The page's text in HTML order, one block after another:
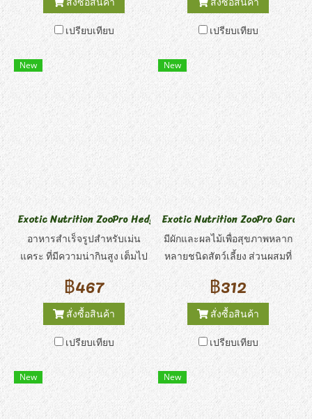
เม็ดเหล่านี้จะกลายเป็นของ
โปรดสำหรับสัตว์ตัวน้อยของ
เปรียบเทียบ
เนื้อสัมผัสที่กรุบกรอบช่วยให้ฟัน
สะอาด สุขภาพดี ซึ่งเป็นสิ่งที่
ต้องมีสำหรับชูการ์ไกลเดอร์ที่
พวกเราเลี้ยงทุกตัว อาหารเพื่อ
สุขภาพนี้จึงใช้วัตถุดิบที่มี
คุณภาพสูงสุด และวิตามินและ
พอ เนื้อไก่บดขนาดพอดีคำ อัด
แน่นไปด้วยคุณค่าทาง
โภชนาการ จะต้องโดนใจแม้
กระทั่งชูการ์ไกลเดอร์ที่พิถีพิถัน
เปรียบเทียบ
New
Exotic Nutrition ZooPro Hedgehog Essential อาหารเม็ดเม่นแคระ
อาหารสำเร็จรูปสำหรับเม่น
แคระ ที่มีความน่ากินสูง เต็มไป
ด้วยสารอาอารครบถ้วนจากไข่
ไก่และเนื้อไก่ พร้อมวิตามินและ
แร่ธาตุที่เหมาะสมกับเม่นแคระ
ด้วยอาหารที่เหมาสำหรับ
สุขภาพเม่นแคระนี้ทำมาจาก
วัตถุดิบคุณภาพสูง แร่ธาตุ
วิตามินครบถ้วน ขนาดของเม็ด
พอเหมาะสำหรับน้องเม่นแคระ
฿467
สั่งซื้อสินค้า
เปรียบเทียบ
New
Exotic Nutrition ZooPro
มีผักและผลไม้เพื่อสุขภาพหลาก
หลายชนิดสัตว์เลี้ยง ส่วนผสมที่
มีคุณค่าทางโภชนาการนี้ ได้แก่
มะเดื่อ มะละกอ ถั่วเขียว กะหล่ำ
ปลี ฟักทองน้ำเต้า แอปเปิ้ล และ
แครอท เหมาะสำหรับสัตว์กลุ่มที่
ชอบรสชาติจากธรรมชาติ การ
ผสมผสานที่ลงตัวของรสชาติ
จากธรรมชาติและส่วนผสมที่
ช่วยบำรุงสุขภาพ
฿312
สั่งซื้อสินค้า
เปรียบเทียบ
New New